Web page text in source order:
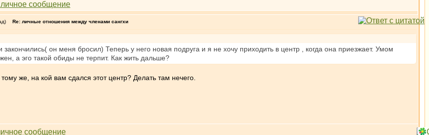
Re: личные отношения между членами сангхи
он меня бросил) Теперь у него новая подруга и я не хочу приходить в центр , когда она приезжает. Умом
а эго такой обиды не терпит. Как жить дальше?
же, на кой вам сдался этот центр? Делать там нечего.